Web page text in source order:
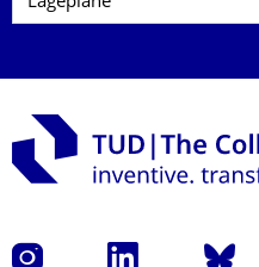
Instagram LinkedIn Bluesky